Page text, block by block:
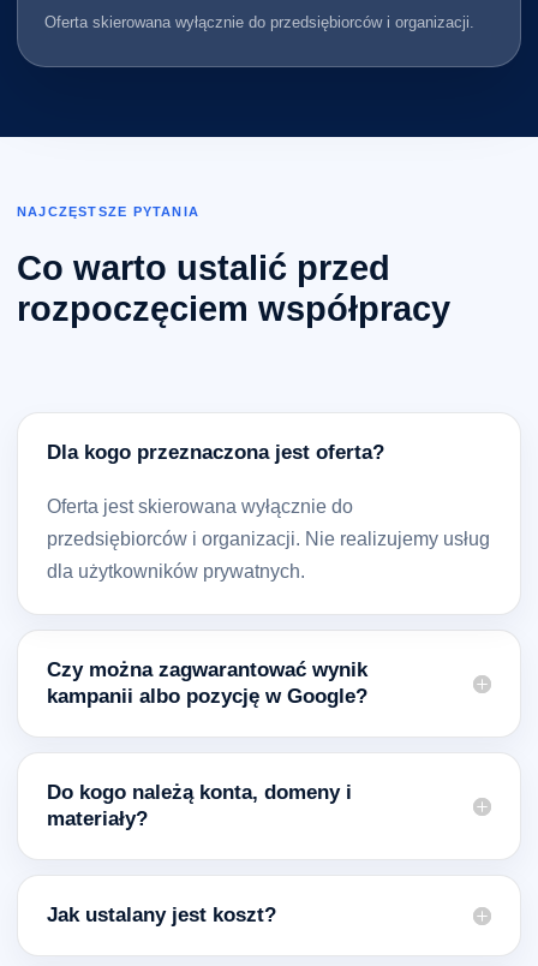
Oferta skierowana wyłącznie do przedsiębiorców i organizacji.
NAJCZĘSTSZE PYTANIA
Co warto ustalić przed
rozpoczęciem współpracy
Dla kogo przeznaczona jest oferta?
Oferta jest skierowana wyłącznie do
przedsiębiorców i organizacji. Nie realizujemy usług
dla użytkowników prywatnych.
Czy można zagwarantować wynik
kampanii albo pozycję w Google?
Do kogo należą konta, domeny i
materiały?
Jak ustalany jest koszt?